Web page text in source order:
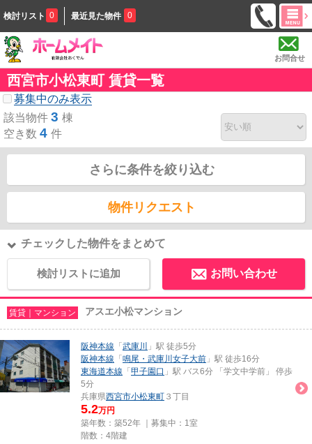
検討リスト 0 最近見た物件 0
お問合せ
西宮市小松東町 賃貸一覧
募集中のみ表示
該当物件 3 棟
空き数 4 件
さらに条件を絞り込む
物件リクエスト
チェックした物件をまとめて
検討リストに追加 お問い合わせ
賃貸｜マンション アスエ小松マンション
阪神本線 「 武庫川
」駅 徒歩5分
阪神本線 「 鳴尾・武庫川女子大前 」駅 徒歩16分
東海道本線 「 甲子園口 」駅 バス6分 「学文中学前」 停歩
5分
兵庫県西宮市小松東町 ３丁目
5.2万円
築年数：築52年 ｜募集中： 1室
階数：4階建